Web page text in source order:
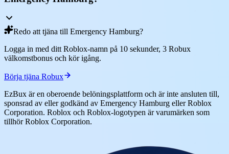
Redo att tjäna till Emergency Hamburg?
Logga in med ditt Roblox-namn på 10 sekunder, 3 Robux
välkomstbonus och kör igång.
Börja tjäna Robux
EzBux är en oberoende belöningsplattform och är inte ansluten till,
sponsrad av eller godkänd av Emergency Hamburg eller Roblox
Corporation. Roblox och Roblox-logotypen är varumärken som
tillhör Roblox Corporation.